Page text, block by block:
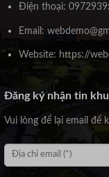
Điện thoại:
Email:
Website: https://
Đăng ký nhận tin
Vui lòng để lại email để